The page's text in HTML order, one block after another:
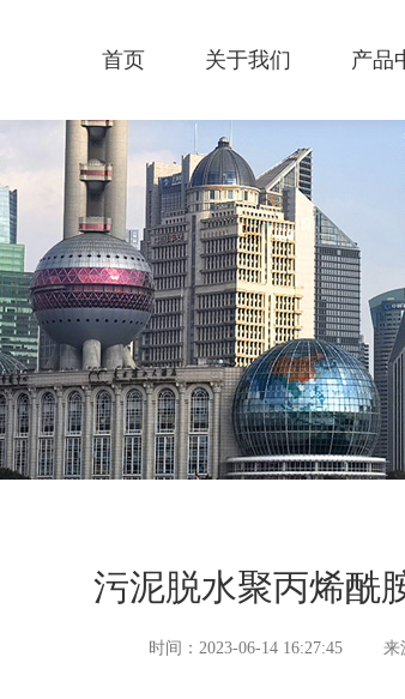
首页 关于我们 产品
污泥脱水聚丙烯酰
时间：2023-06-14 16:27:45 来